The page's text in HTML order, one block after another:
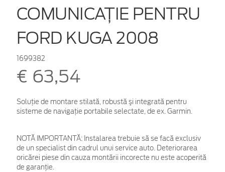
COMUNICAŢIE PENTRU
FORD KUGA 2008
1699382
€ 63,54
Soluţie de montare stilată, robustă şi integrată pentru
sisteme de navigaţie portabile selectate, de ex. Garmin.
NOTĂ IMPORTANTĂ: Instalarea trebuie să se facă exclusiv
de un specialist din cadrul unui service auto. Deteriorarea
oricărei piese din cauza montării incorecte nu este acoperită
de garanţie.